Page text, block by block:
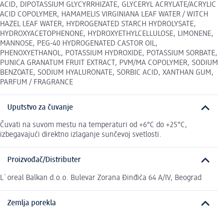
ACID, DIPOTASSIUM GLYCYRRHIZATE, GLYCERYL ACRYLATE/ACRYLIC
ACID COPOLYMER, HAMAMELIS VIRGINIANA LEAF WATER / WITCH
HAZEL LEAF WATER, HYDROGENATED STARCH HYDROLYSATE,
HYDROXYACETOPHENONE, HYDROXYETHYLCELLULOSE, LIMONENE,
MANNOSE, PEG-40 HYDROGENATED CASTOR OIL,
PHENOXYETHANOL, POTASSIUM HYDROXIDE, POTASSIUM SORBATE,
PUNICA GRANATUM FRUIT EXTRACT, PVM/MA COPOLYMER, SODIUM
BENZOATE, SODIUM HYALURONATE, SORBIC ACID, XANTHAN GUM,
PARFUM / FRAGRANCE
Uputstvo za čuvanje
Čuvati na suvom mestu na temperaturi od +6°C do +25°C,
izbegavajući direktno izlaganje sunčevoj svetlosti.
Proizvođač/Distributer
L`oreal Balkan d.o.o. Bulevar Zorana Đinđića 64 A/IV, Beograd
Zemlja porekla